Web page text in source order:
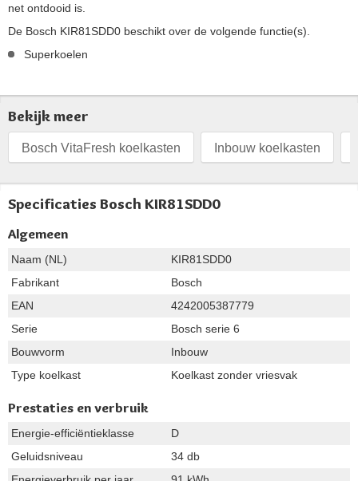
net ontdooid is.
De Bosch KIR81SDD0 beschikt over de volgende functie(s).
Superkoelen
Bekijk meer
Bosch VitaFresh koelkasten Inbouw koelkasten
Specificaties Bosch KIR81SDD0
Algemeen
Naam (NL)
KIR81SDD0
Fabrikant
Bosch
EAN
4242005387779
Serie
Bosch serie 6
Bouwvorm
Inbouw
Type koelkast
Koelkast zonder vriesvak
Prestaties en verbruik
Energie-efficiëntieklasse
D
Geluidsniveau
34 db